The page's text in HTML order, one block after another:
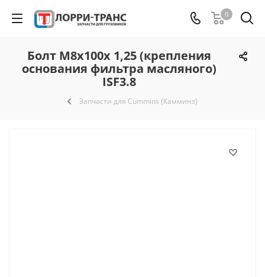
0
Болт М8х100х 1,25 (крепления
основания фильтра масляного)
ISF3.8
Запчасти для Cummins (Камминз)